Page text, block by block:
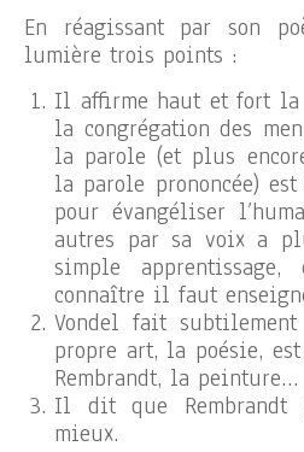
En réagissant par son
lumière trois points :
Il affirme haut et fort
la congrégation des
la parole (et plus
la parole prononcée)
pour évangéliser
autres par sa voix a
simple
connaître il faut
Vondel fait subtilement
propre art, la poésie,
Rembrandt, la peinture…
Il dit que Rembrandt
mieux.